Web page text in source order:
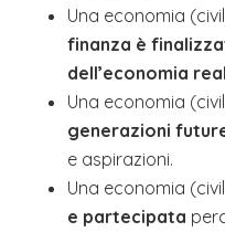
Una economia
finanza è
dell’economia
Una economia
generazioni
e aspirazioni.
Una economia
e partecipata